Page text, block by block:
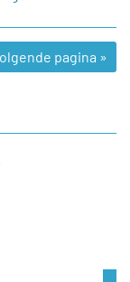
5 6
pagina »